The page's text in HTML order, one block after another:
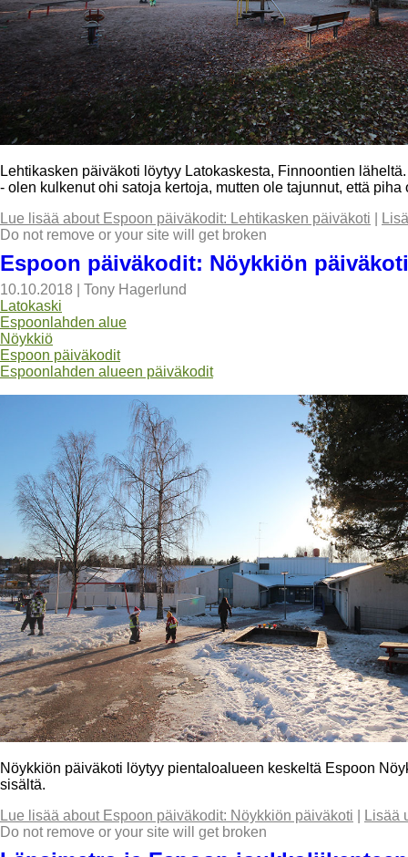
Lehtikasken päiväkoti löytyy Latokaskesta, Finnoontien
- olen kulkenut ohi satoja kertoja, mutten ole tajunnut, että
Lue lisää about Espoon päiväkodit: Lehtikasken päiväkoti
Do not remove or your site will get broken
Espoon päiväkodit: Nöykkiön päiväkoti
10.10.2018
Tony Hagerlund
Latokaski
Espoonlahden alue
Nöykkiö
Espoon päiväkodit
Espoonlahden alueen päiväkodit
Nöykkiön päiväkoti löytyy pientaloalueen keskeltä Espoon
sisältä.
Lue lisää about Espoon päiväkodit: Nöykkiön päiväkoti
Lisää
Do not remove or your site will get broken